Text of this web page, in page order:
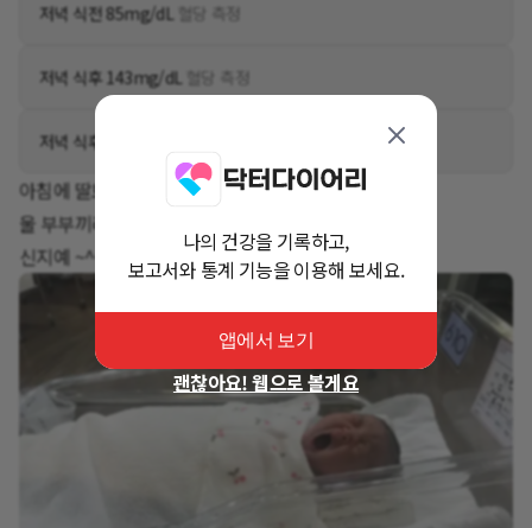
저녁 식전 85mg/dL 혈당 측정
저녁 식후 143mg/dL 혈당 측정
저녁 식후 144mg/dL
아침에 딸보러
울 부부끼리 이름 지어서요
신지예 ~^^
나의 건강을 기록하고,
보고서와 통계 기능을 이용해 보세요.
앱에서 보기
괜찮아요! 웹으로 볼게요